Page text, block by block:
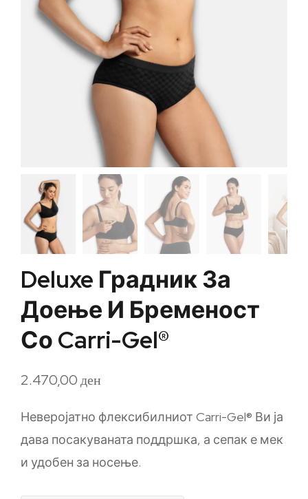
Deluxe Градник За
Доење И Бременост
Со Carri-Gel®
2.470,00ден
Неверојатно флексибилниот Carri-Gel® Ви ја
дава посакуваната поддршка, а сепак е мек
и удобен за носење.